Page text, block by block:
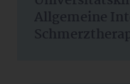
Allgemeine